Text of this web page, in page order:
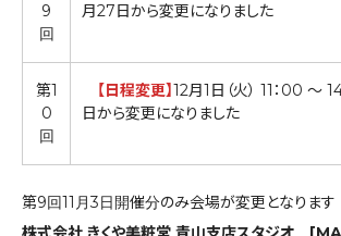
9
回
月27日から変更になりました
第1
0
回
【日程変更】 12月1日（火） 11：00 ～
日から変更になりました
第9回11月3日開催分のみ会場が変更となります